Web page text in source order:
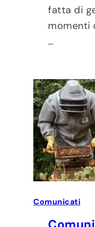
fatta di
momenti
…
Comunicati